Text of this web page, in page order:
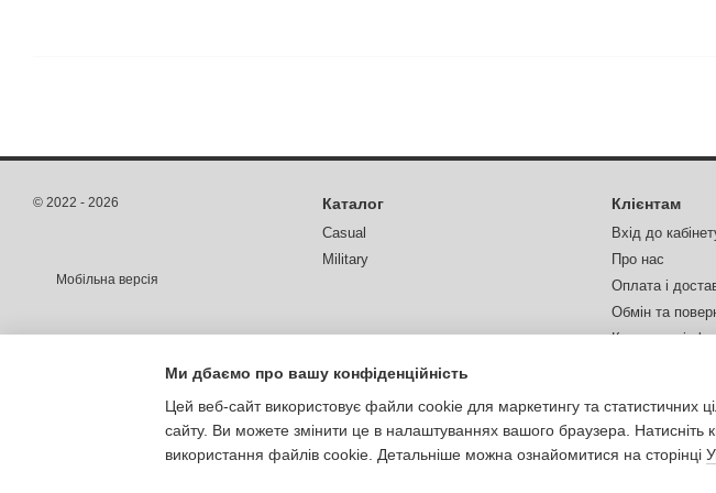
© 2022 - 2026
Мобільна версія
Каталог
Casual
Military
Клієнтам
Вхід до
Про нас
Оплата і
Обмін та
Контактна
Ми дбаємо про вашу конфіденційність
Цей веб-сайт використовує файли cookie для маркетингу та статистичних
сайту. Ви можете змінити це в налаштуваннях вашого браузера. Натисніть
використання файлів cookie. Детальніше можна ознайомитися на сторінці